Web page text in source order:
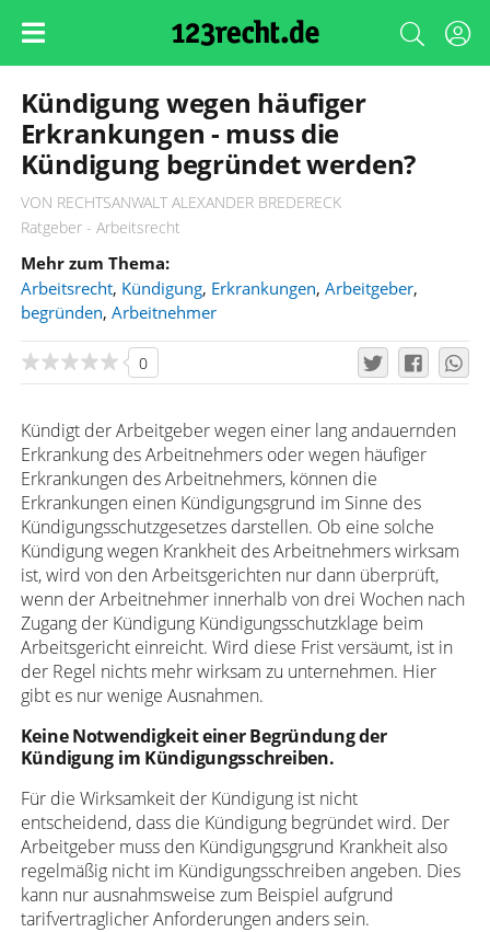
Kündigung wegen häufiger
Erkrankungen - muss die
Kündigung begründet werden?
VON RECHTSANWALT ALEXANDER BREDERECK
Ratgeber - Arbeitsrecht
Mehr zum Thema:
Arbeitsrecht, Kündigung, Erkrankungen, Arbeitgeber,
begründen, Arbeitnehmer
0
Kündigt der Arbeitgeber wegen einer lang andauernden
Erkrankung des Arbeitnehmers oder wegen häufiger
Erkrankungen des Arbeitnehmers, können die
Erkrankungen einen Kündigungsgrund im Sinne des
Kündigungsschutzgesetzes darstellen. Ob eine solche
Kündigung wegen Krankheit des Arbeitnehmers wirksam
ist, wird von den Arbeitsgerichten nur dann überprüft,
wenn der Arbeitnehmer innerhalb von drei Wochen nach
Zugang der Kündigung Kündigungsschutzklage beim
Arbeitsgericht einreicht. Wird diese Frist versäumt, ist in
der Regel nichts mehr wirksam zu unternehmen. Hier
gibt es nur wenige Ausnahmen.
Keine Notwendigkeit einer Begründung der
Kündigung im Kündigungsschreiben.
Für die Wirksamkeit der Kündigung ist nicht
entscheidend, dass die Kündigung begründet wird. Der
Arbeitgeber muss den Kündigungsgrund Krankheit also
regelmäßig nicht im Kündigungsschreiben angeben. Dies
kann nur ausnahmsweise zum Beispiel aufgrund
tarifvertraglicher Anforderungen anders sein.